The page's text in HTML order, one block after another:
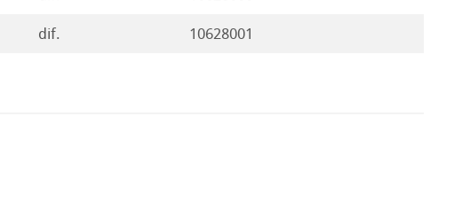
dif. 10628001